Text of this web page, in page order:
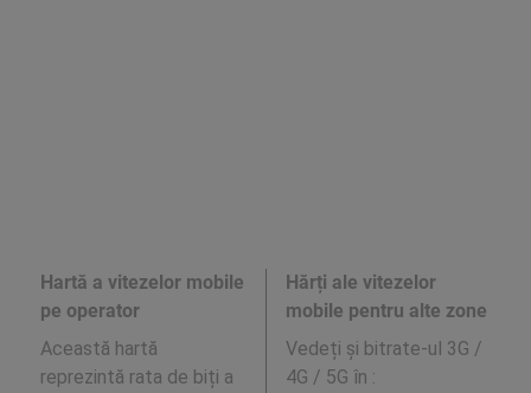
Hartă a vitezelor mobile
pe operator
Această hartă
reprezintă rata de biți a
Hărți ale vitezelor
mobile pentru alte zone
Vedeți și bitrate-ul 3G /
4G / 5G în :